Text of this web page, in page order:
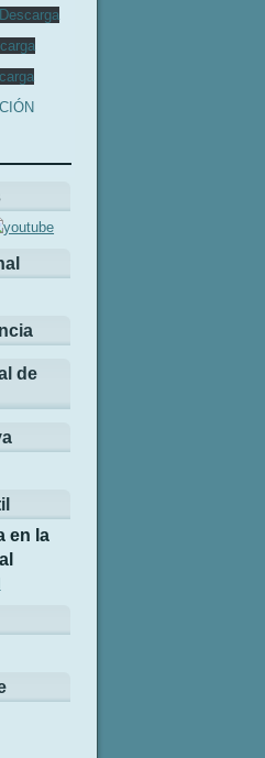
Descarga
de
en la